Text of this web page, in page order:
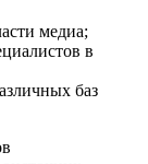
медиа;
в
баз